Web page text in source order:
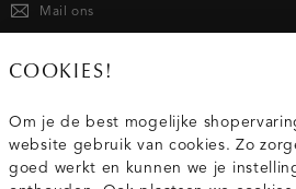
Mail ons
Service
COOKIES!
Om je de best mogelijke
website gebruik van cookies. Zo
goed werkt en kunnen we je